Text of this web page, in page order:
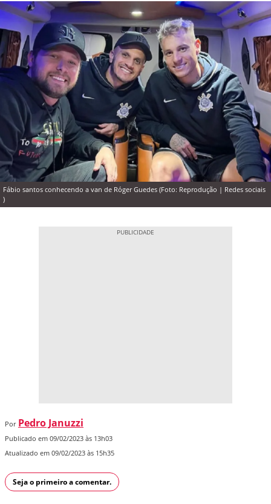
Fábio santos conhecendo a van de Róger Guedes (Foto: Reprodução | Redes sociais
)
Por Pedro Januzzi
Publicado em 09/02/2023 às 13h03
Atualizado em 09/02/2023 às 15h35
Seja o primeiro a comentar.